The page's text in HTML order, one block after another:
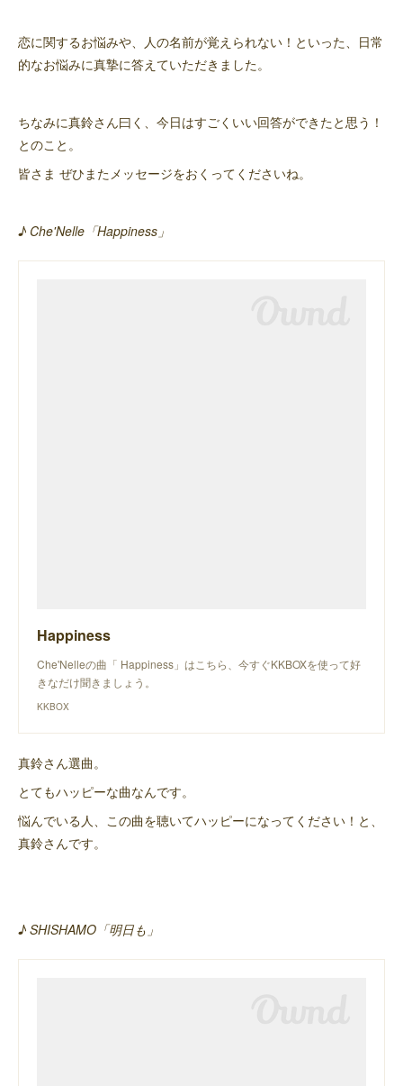
恋に関するお悩みや、人の名前が覚えられない！といった、日常
的なお悩みに真摯に答えていただきました。
ちなみに真鈴さん曰く、今日はすごくいい回答ができたと思う！
とのこと。
皆さま ぜひまたメッセージをおくってくださいね。
♪ Che'Nelle「Happiness」
Happiness
Che'Nelleの曲「 Happiness」はこちら、今すぐKKBOXを使って好
きなだけ聞きましょう。
KKBOX
真鈴さん選曲。
とてもハッピーな曲なんです。
悩んでいる人、この曲を聴いてハッピーになってください！と、
真鈴さんです。
♪ SHISHAMO「明日も」